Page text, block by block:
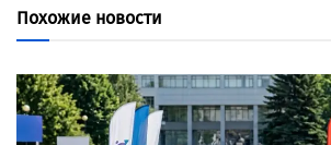
Похожие новости